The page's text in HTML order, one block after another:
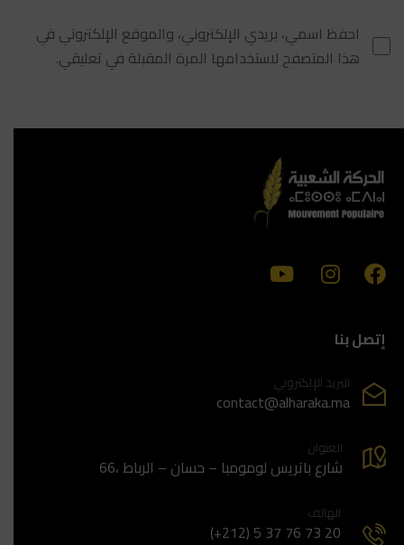
احفظ اسمي، بريدي الإلكتروني، والموقع الإلكتروني في
هذا المتصفح لاستخدامها المرة المقبلة في تعليقي.
إتصل بنا
البريد الإلكتروني
contact@alharaka.ma
العنوان
66، شارع باتريس لومومبا – حسان – الرباط
الهاتف
(+212) 5 37 76 73 20